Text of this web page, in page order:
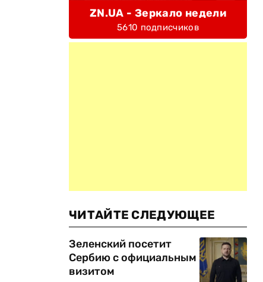
ZN.UA - Зеркало недели
5610 подписчиков
ЧИТАЙТЕ СЛЕДУЮЩЕЕ
Зеленский посетит
Сербию с официальным
визитом